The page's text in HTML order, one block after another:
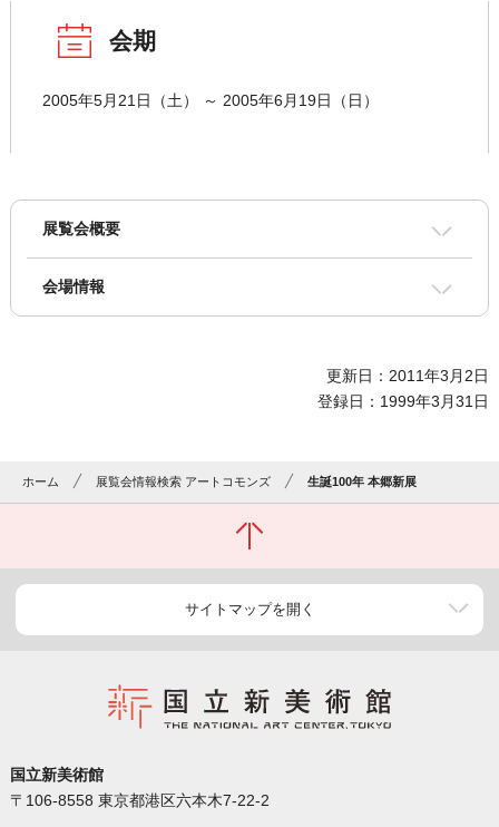
会期
2005年5月21日（土） ～ 2005年6月19日（日）
展覧会概要
会場情報
更新日：2011年3月2日
登録日：1999年3月31日
ホーム 展覧会情報検索 アートコモンズ 生誕100年 本郷新展
サイトマップを開く
国立新美術館
〒106-8558 東京都港区六本木7-22-2